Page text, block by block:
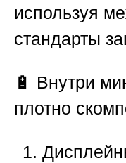
используя
стандарты
🔋 Внутри
плотно